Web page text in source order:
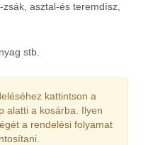
asztal-és teremdísz,
stb.
kattintson a
alatti a kosárba. Ilyen
a rendelési folyamat